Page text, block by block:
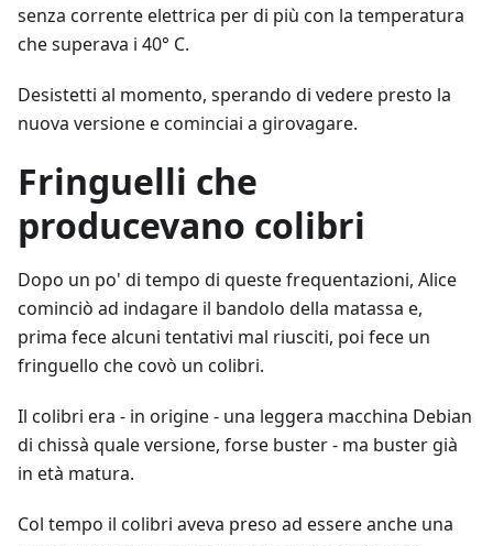
senza corrente elettrica per di più con la temperatura
che superava i 40° C.
Desistetti al momento, sperando di vedere presto la
nuova versione e cominciai a girovagare.
Fringuelli che
producevano colibri
Dopo un po' di tempo di queste frequentazioni, Alice
cominciò ad indagare il bandolo della matassa e,
prima fece alcuni tentativi mal riusciti, poi fece un
fringuello che covò un colibri.
Il colibri era - in origine - una leggera macchina Debian
di chissà quale versione, forse buster - ma buster già
in età matura.
Col tempo il colibri aveva preso ad essere anche una